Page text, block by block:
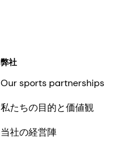
弊社
Our sports partnerships
私たちの目的と価値観
当社の経営陣